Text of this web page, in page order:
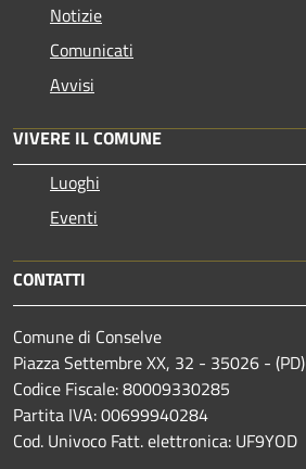
Notizie
Comunicati
Avvisi
VIVERE IL COMUNE
Luoghi
Eventi
CONTATTI
Comune di Conselve
Piazza Settembre XX, 32 - 35026 - (PD)
Codice Fiscale: 80009330285
Partita IVA: 00699940284
Cod. Univoco Fatt. elettronica: UF9YOD